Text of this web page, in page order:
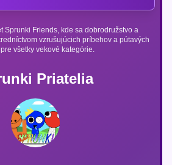
Priatelia
Sprunki Friends, kde sa dobrodružstvo a
vzrušujúcich príbehov a pútavých
všetky vekové kategórie.